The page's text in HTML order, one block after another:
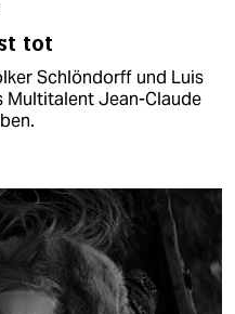
tot
Schlöndorff und Luis
Multitalent Jean-Claude